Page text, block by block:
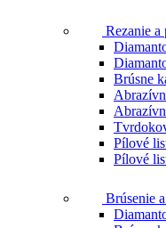
Rezanie a
Brúsne
Pílové
Pílové
Brúsenie